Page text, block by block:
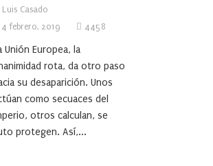
Luis Casado
4 febrero, 2019
4458
Unión Europea, la
rota, da otro paso
su desaparición. Unos
como secuaces del
otros calculan, se
protegen. Así,...